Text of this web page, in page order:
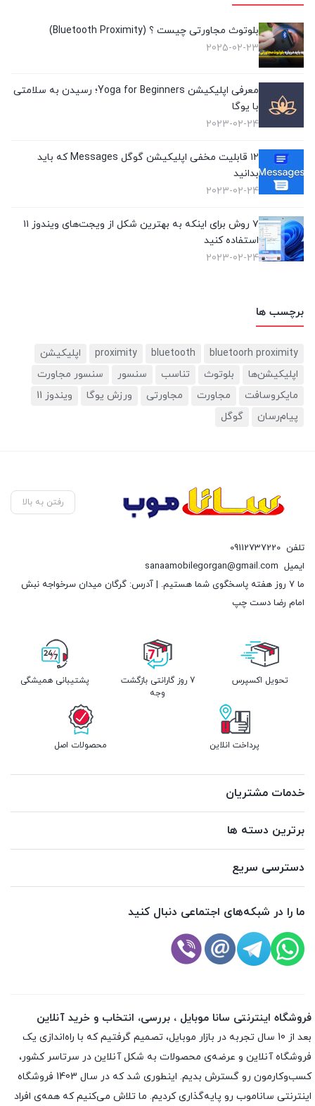
بلوتوث مجاورتی چیست ؟ (Bluetooth Proximity)
2025-02-23
معرفی اپلیکیشن Yoga for Beginners؛ رسیدن به سلامتی
با یوگا
2023-02-24
۱۲ قابلیت مخفی اپلیکیشن گوگل Messages که باید
بدانید
2023-02-24
۷ روش برای اینکه به بهترین شکل از ویجت‌های ویندوز ۱۱
استفاده کنید
2023-02-24
برچسب ها
bluetoorh proximity
bluetooth
proximity
اپلیکیشن
اپلیکیشن‌ها
بلوتوث تناسب سنسور
سنسور مجاورت
مایکروسافت
مجاورت مجاورتی ورزش یوگا
ویندوز 11
پیام‌رسان
گوگل
رفتن به بالا
تلفن 09112737220
ایمیل sanaamobilegorgan@gmail.com
ما 7 روز هفته پاسخگوی شما هستیم. | آدرس: گرگان میدان سرخواجه نبش
امام رضا دست چپ
تحویل اکسپرس
7 روز گارانتی بازگشت
وجه
پشتیبانی همیشگی
پرداخت انلاین محصولات اصل
خدمات مشتریان
برترین دسته ها
دسترسی سریع
ما را در شبکه‌های اجتماعی دنبال کنید
فروشگاه اینترنتی سانا موبایل ، بررسی، انتخاب و خرید آنلاین
بعد از 10 سال تجربه در بازار موبایل، تصمیم گرفتیم که با راه‌اندازی یک
فروشگاه آنلاین و عرضه‌ی محصولات به شکل آنلاین در سرتاسر کشور،
کسب‌وکارمون رو گسترش بدیم. اینطوری شد که در سال 1403 فروشگاه
اینترنتی ساناموب رو پایه‌گذاری کردیم. ما تلاش می‌کنیم که همه‌ی افراد